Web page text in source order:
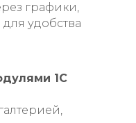
графики,
удобства
1С